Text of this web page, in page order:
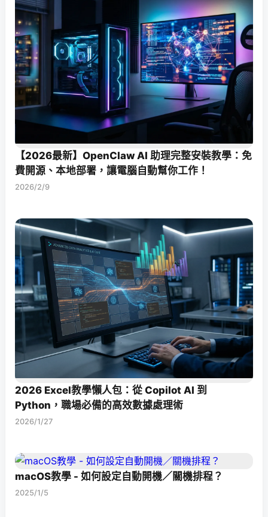
【2026最新】OpenClaw AI 助理完整安裝教學：免
費開源、本地部署，讓電腦自動幫你工作！
2026/2/9
2026 Excel教學懶人包：從 Copilot AI 到
Python，職場必備的高效數據處理術
2026/1/27
macOS教學 - 如何設定自動開機／關機排程？
2025/1/5